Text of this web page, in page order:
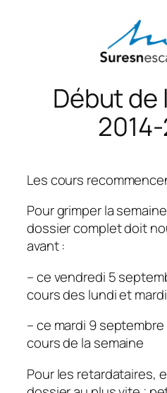
Début de
Les cours
Pour grimper la
dossier complet doit
avant :
– ce vendredi 5
cours des lundi et mardi
– ce mardi 9
cours de la semaine
Pour les retardataires,